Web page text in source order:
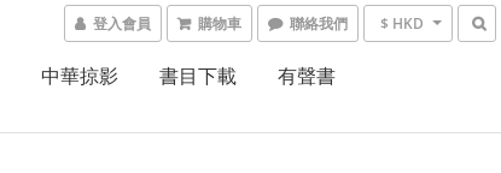
登入會員 購物車 聯絡我們 $ HKD
中華掠影 書目下載 有聲書